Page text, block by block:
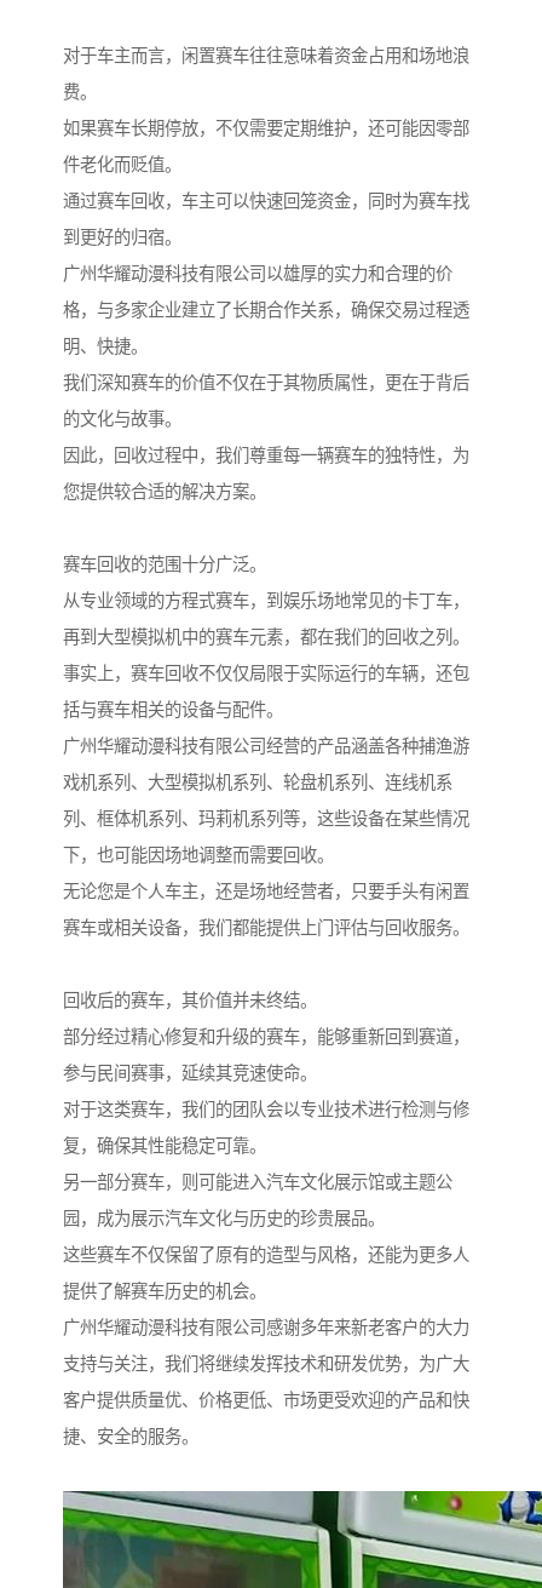
对于车主而言，闲置赛车往往意味着资金占用和场地浪
费。
如果赛车长期停放，不仅需要定期维护，还可能因零部
件老化而贬值。
通过赛车回收，车主可以快速回笼资金，同时为赛车找
到更好的归宿。
广州华耀动漫科技有限公司以雄厚的实力和合理的价
格，与多家企业建立了长期合作关系，确保交易过程透
明、快捷。
我们深知赛车的价值不仅在于其物质属性，更在于背后
的文化与故事。
因此，回收过程中，我们尊重每一辆赛车的独特性，为
您提供较合适的解决方案。
赛车回收的范围十分广泛。
从专业领域的方程式赛车，到娱乐场地常见的卡丁车，
再到大型模拟机中的赛车元素，都在我们的回收之列。
事实上，赛车回收不仅仅局限于实际运行的车辆，还包
括与赛车相关的设备与配件。
广州华耀动漫科技有限公司经营的产品涵盖各种捕渔游
戏机系列、大型模拟机系列、轮盘机系列、连线机系
列、框体机系列、玛莉机系列等，这些设备在某些情况
下，也可能因场地调整而需要回收。
无论您是个人车主，还是场地经营者，只要手头有闲置
赛车或相关设备，我们都能提供上门评估与回收服务。
回收后的赛车，其价值并未终结。
部分经过精心修复和升级的赛车，能够重新回到赛道，
参与民间赛事，延续其竞速使命。
对于这类赛车，我们的团队会以专业技术进行检测与修
复，确保其性能稳定可靠。
另一部分赛车，则可能进入汽车文化展示馆或主题公
园，成为展示汽车文化与历史的珍贵展品。
这些赛车不仅保留了原有的造型与风格，还能为更多人
提供了解赛车历史的机会。
广州华耀动漫科技有限公司感谢多年来新老客户的大力
支持与关注，我们将继续发挥技术和研发优势，为广大
客户提供质量优、价格更低、市场更受欢迎的产品和快
捷、安全的服务。